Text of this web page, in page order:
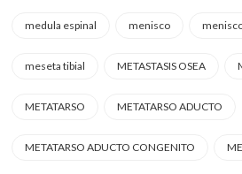
medula espinal menisco
meseta tibial METASTASIS OSEA
METATARSO METATARSO ADUCTO
METATARSO ADUCTO CONGENITO